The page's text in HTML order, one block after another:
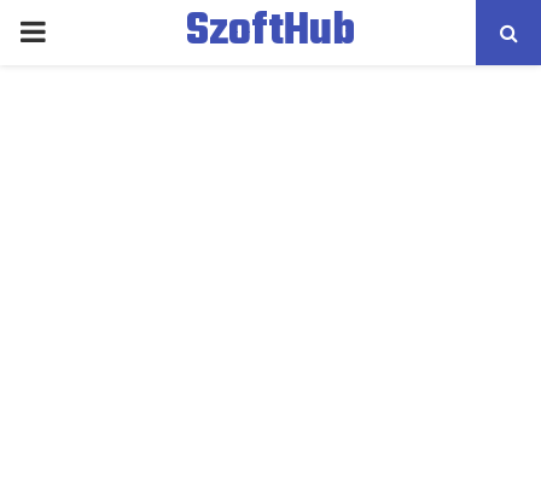
PRIMARY
SzoftHub